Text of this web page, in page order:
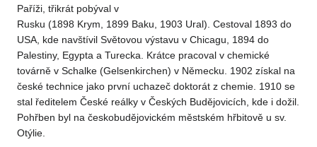
Paříži, třikrát pobýval v
Rusku (1898 Krym, 1899 Baku, 1903 Ural). Cestoval 1893 do
USA, kde navštívil Světovou výstavu v Chicagu, 1894 do
Palestiny, Egypta a Turecka. Krátce pracoval v chemické
továrně v Schalke (Gelsenkirchen) v Německu. 1902 získal na
české technice jako první uchazeč doktorát z chemie. 1910 se
stal ředitelem České reálky v Českých Budějovicích, kde i dožil.
Pohřben byl na českobudějovickém městském hřbitově u sv.
Otýlie.